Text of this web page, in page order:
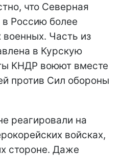
что Северная
Россию более
военных. Часть из
в Курскую
КНДР воюют вместе
против Сил обороны
реагировали на
войсках,
стороне. Даже